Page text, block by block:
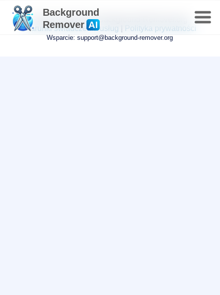
Background
Remover AI
Prawa autorskie © Background-Remover.org
Warunki świadczenia usług
Polityka prywatności
Wsparcie: support@background-remover.org